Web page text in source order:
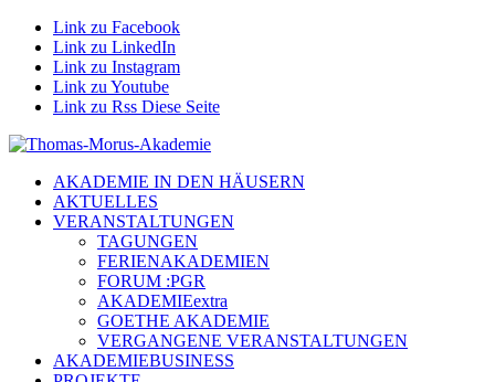
Link zu Facebook
Link zu LinkedIn
Link zu Instagram
Link zu Youtube
Link zu Rss Diese Seite
AKADEMIE IN DEN HÄUSERN
AKTUELLES
VERANSTALTUNGEN
TAGUNGEN
FERIENAKADEMIEN
FORUM :PGR
AKADEMIEextra
GOETHE AKADEMIE
VERGANGENE VERANSTALTUNGEN
AKADEMIEBUSINESS